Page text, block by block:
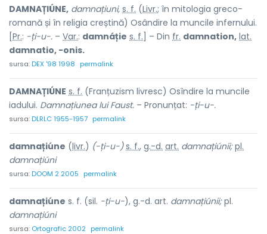
DAMNAȚIÚNE, damnațiuni, s. f. (Livr.; în mitologia greco-
romană și în religia creștină) Osândire la muncile infernului.
Pr.: -ți-u-. – Var.: damnáție s. f. ] – Din fr. damnation, lat.
damnatio, -onis.
sursa:DEX '98 1998 permalink
DAMNAȚIÚNE s. f. (Franțuzism livresc) Osîndire la muncile
iadului. Damnațiunea lui Faust. – Pronunțat: -ți-u-.
sursa:DLRLC 1955-1957 permalink
damnațiúne (livr.) (-ți-u-) s. f., g.-d. art. damnațiúnii; pl.
damnațiúni
sursa:DOOM 2 2005 permalink
damnațiúne s. f. (sil. -ți-u-), g.-d. art. damnațiúnii;pl.
damnațiúni
sursa: Ortografic 2002 permalink